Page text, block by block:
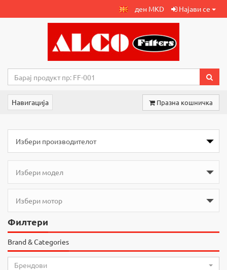
ден MKD Најави се
Навигација Празна кошничка
Филтери
Brand & Categories
Брендови